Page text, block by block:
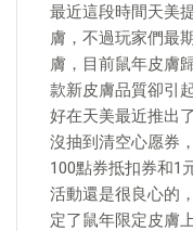
最近這段時間天美
膚，不過玩家們最
膚，目前鼠年皮膚
款新皮膚品質卻引
好在天美最近推出
沒抽到清空心愿券
100點券抵扣券和1
活動還是很良心的
定了鼠年限定皮膚